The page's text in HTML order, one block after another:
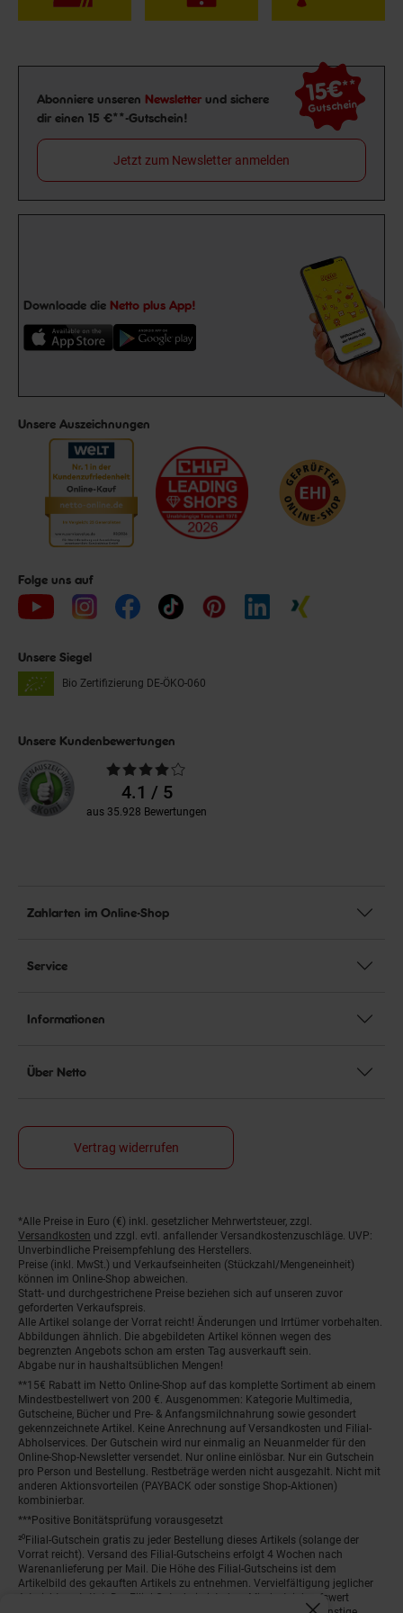
Newsletter Anmeldung
Abonniere unseren Newsletter und sichere
dir einen 15 €**-Gutschein!
15€**
Gutschein
Jetzt zum Newsletter anmelden
Downloade die Netto plus App!
Unsere Auszeichnungen
Folge uns auf
Unsere Siegel
Bio Zertifizierung DE-ÖKO-060
Unsere Kundenbewertungen
Durchschnittliche
Bewertungen4.1 / 5
aus 35.928 Bewertungen
Zahlarten im Online-Shop
Service
Informationen
Über Netto
Vertrag widerrufen
Fußnoten
*Alle Preise in Euro (€) inkl. gesetzlicher Mehrwertsteuer, zzgl.
Versandkosten und zzgl. evtl. anfallender Versandkostenzuschläge. UVP:
Unverbindliche Preisempfehlung des Herstellers.
Preise (inkl. MwSt.) und Verkaufseinheiten (Stückzahl/Mengeneinheit)
können im Online-Shop abweichen.
Statt- und durchgestrichene Preise beziehen sich auf unseren zuvor
geforderten Verkaufspreis.
Alle Artikel solange der Vorrat reicht! Änderungen und Irrtümer vorbehalten.
Abbildungen ähnlich. Die abgebildeten Artikel können wegen des
begrenzten Angebots schon am ersten Tag ausverkauft sein.
Abgabe nur in haushaltsüblichen Mengen!
**15€ Rabatt im Netto Online-Shop auf das komplette Sortiment ab einem
Mindestbestellwert von 200 €. Ausgenommen: Kategorie Multimedia,
Gutscheine, Bücher und Pre- & Anfangsmilchnahrung sowie gesondert
gekennzeichnete Artikel. Keine Anrechnung auf Versandkosten und Filial-
Abholservices. Der Gutschein wird nur einmalig an Neuanmelder für den
Online-Shop-Newsletter versendet. Nur online einlösbar. Nur ein Gutschein
pro Person und Bestellung. Restbeträge werden nicht ausgezahlt. Nicht mit
anderen Aktionsvorteilen (PAYBACK oder sonstige Shop-Aktionen)
kombinierbar.
***Positive Bonitätsprüfung vorausgesetzt
²⁰Filial-Gutschein gratis zu jeder Bestellung dieses Artikels (solange der
Vorrat reicht). Versand des Filial-Gutscheins erfolgt 4 Wochen nach
Warenanlieferung per Mail. Die Höhe des Filial-Gutscheins ist dem
Artikelbild des gekauften Artikels zu entnehmen. Vervielfältigung jeglicher
Art nicht gestattet. Der Filial-Gutschein ist ohne Mindesteinkaufswert